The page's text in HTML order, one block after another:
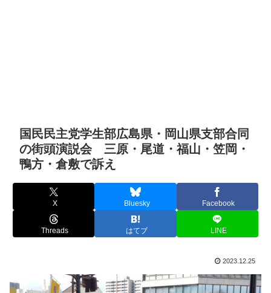
国民民主党学生部広島県・岡山県支部合同
の街頭演説会 三原・尾道・福山・笠岡・
鴨方・倉敷で訴え
X Bluesky Facebook
Threads はてブ LINE
2023.12.25